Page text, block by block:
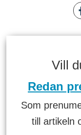
Vill
Redan
Som
till artikeln